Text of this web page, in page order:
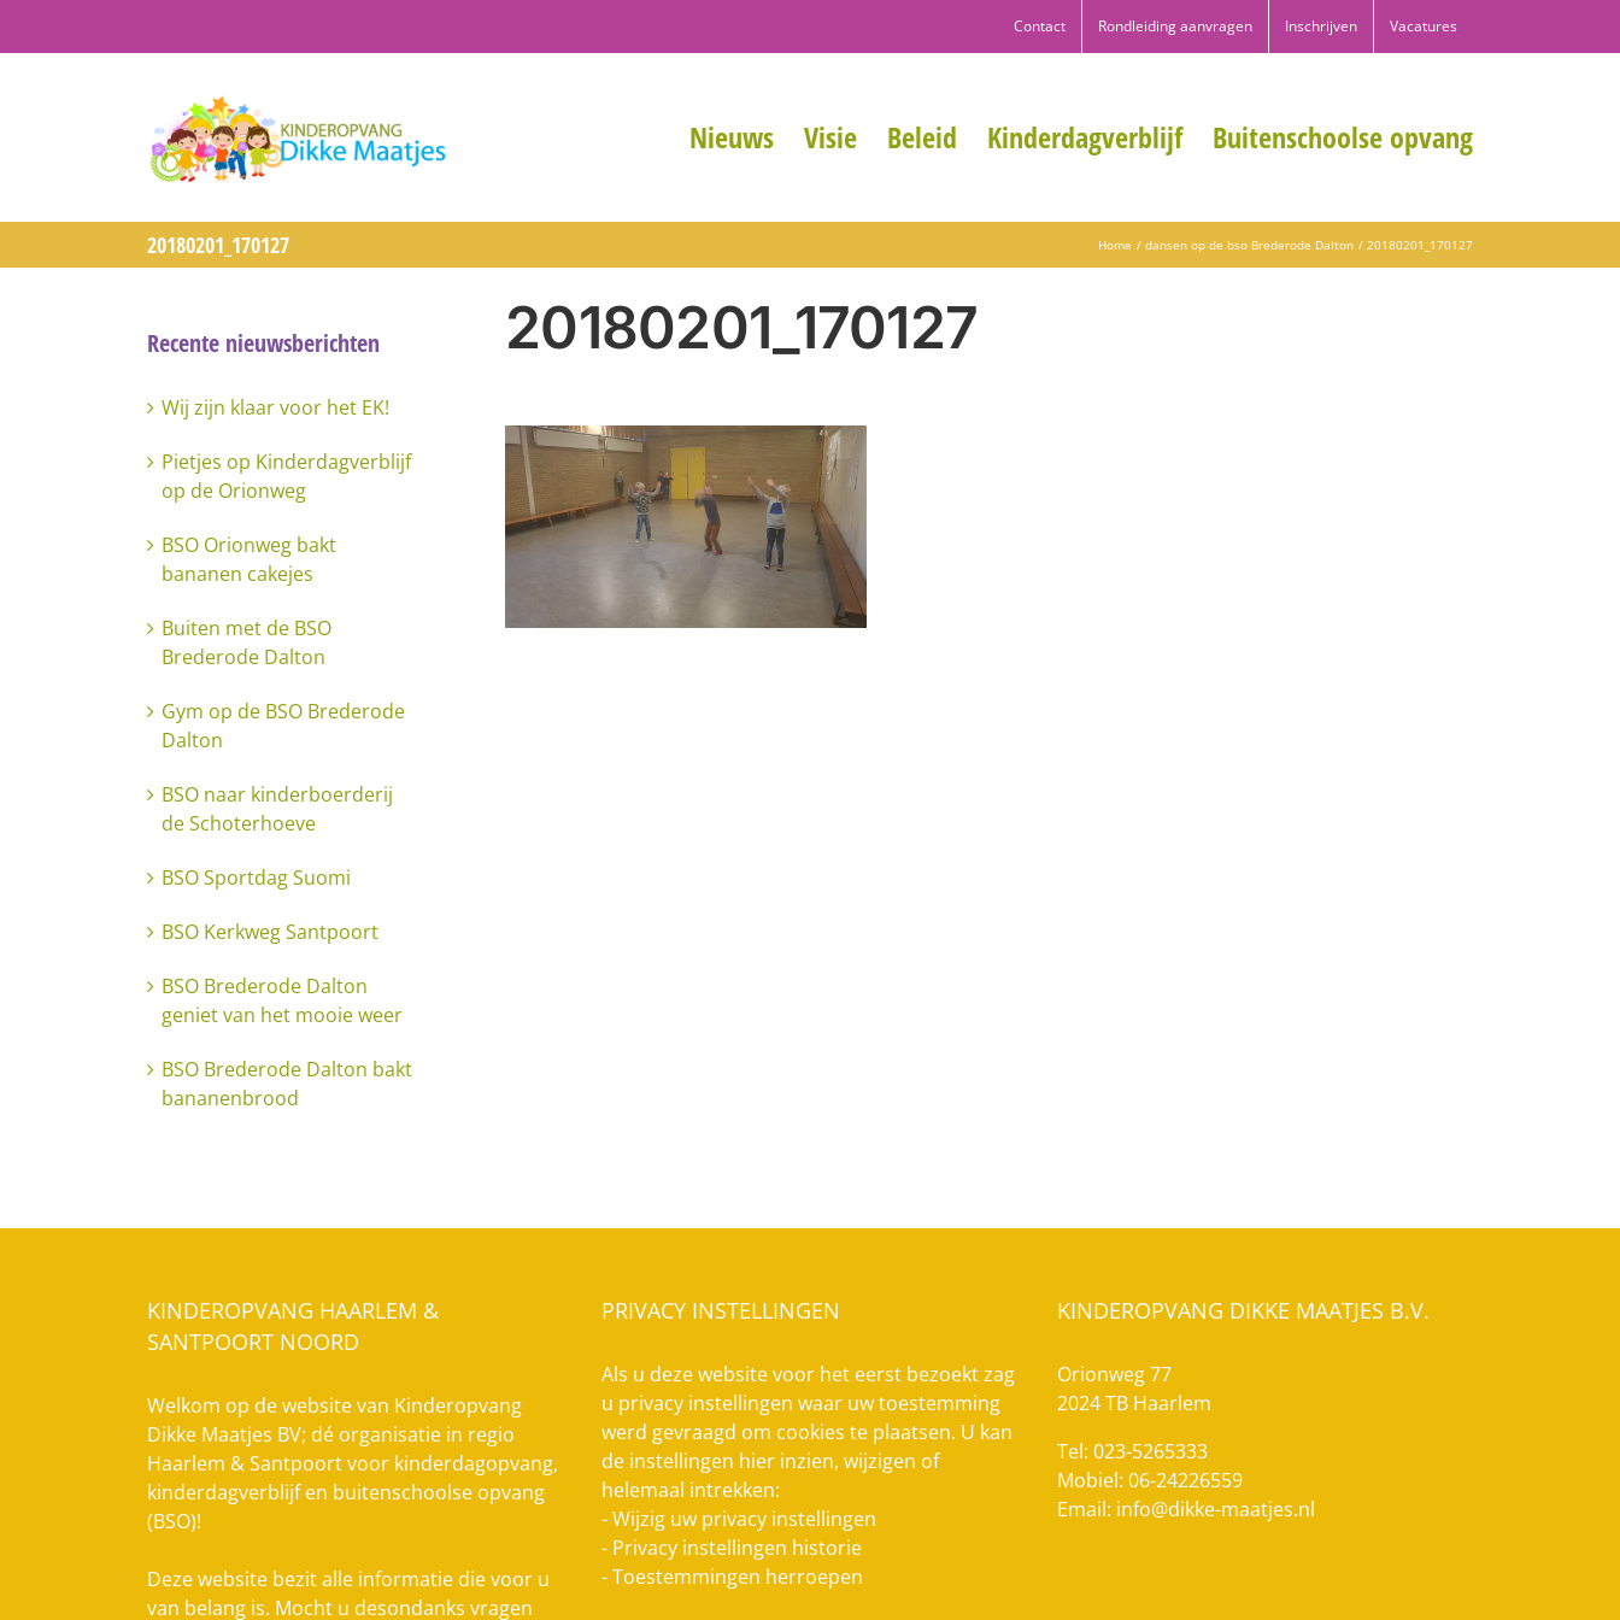
Contact Rondleiding aanvragen Inschrijven Vacatures
Nieuws Visie Beleid Kinderdagverblijf Buitenschoolse opvang
20180201_170127 Home dansen op de bso Brederode Dalton 20180201_170127
20180201_170127
Recente nieuwsberichten
Wij zijn klaar voor het EK!
Pietjes op Kinderdagverblijf
op de Orionweg
BSO Orionweg bakt
bananen cakejes
Buiten met de BSO
Brederode Dalton
Gym op de BSO Brederode
Dalton
BSO naar kinderboerderij
de Schoterhoeve
BSO Sportdag Suomi
BSO Kerkweg Santpoort
BSO Brederode Dalton
geniet van het mooie weer
BSO Brederode Dalton bakt
bananenbrood
KINDEROPVANG HAARLEM &
SANTPOORT NOORD
Welkom op de website van Kinderopvang
Dikke Maatjes BV; dé organisatie in regio
Haarlem & Santpoort voor kinderdagopvang,
kinderdagverblijf en buitenschoolse opvang
(BSO)!
Deze website bezit alle informatie die voor u
van belang is. Mocht u desondanks vragen
PRIVACY INSTELLINGEN
Als u deze website voor het eerst bezoekt zag
u privacy instellingen waar uw toestemming
werd gevraagd om cookies te plaatsen. U kan
de instellingen hier inzien, wijzigen of
helemaal intrekken:
-Wijzig uw privacy instellingen
- Privacy instellingen historie
-Toestemmingen herroepen
KINDEROPVANG DIKKE MAATJES B.V.
Orionweg 77
2024 TB Haarlem
Tel: 023-5265333
Mobiel: 06-24226559
Email: info@dikke-maatjes.nl